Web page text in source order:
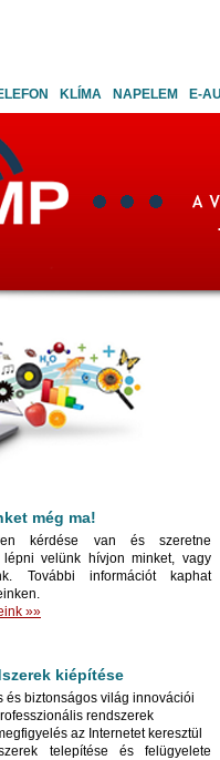
KLÍMA NAPELEM E-
még ma!
kérdése van és szeretne
lépni velünk hívjon minket, vagy
További információt kaphat
»»
kiépítése
és biztonságos világ innovációi
rendszerek
az Internetet keresztül
telepítése és felügyelete